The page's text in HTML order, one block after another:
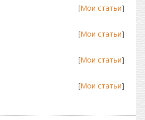
[Мои статьи]
[Мои статьи]
[Мои статьи]
[Мои статьи]